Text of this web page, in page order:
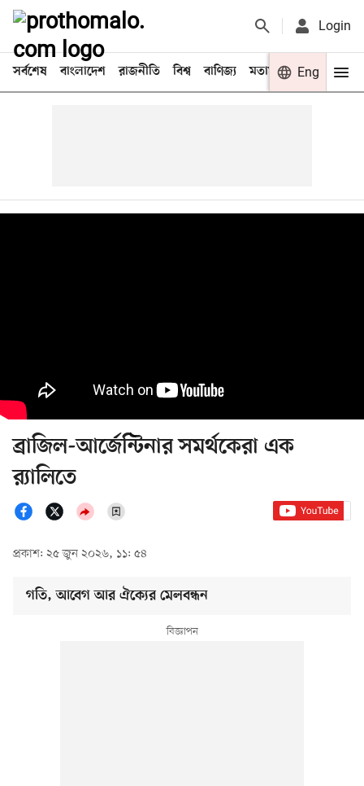
Login
সর্বশেষ বাংলাদেশ রাজনীতি বিশ্ব বাণিজ্য মতামত খেলা
Eng
ব্রাজিল-আর্জেন্টিনার সমর্থকেরা এক
র‍্যালিতে
প্রকাশ: ২৫ জুন ২০২৬, ১১: ৫৪
গতি, আবেগ আর ঐক্যের মেলবন্ধন